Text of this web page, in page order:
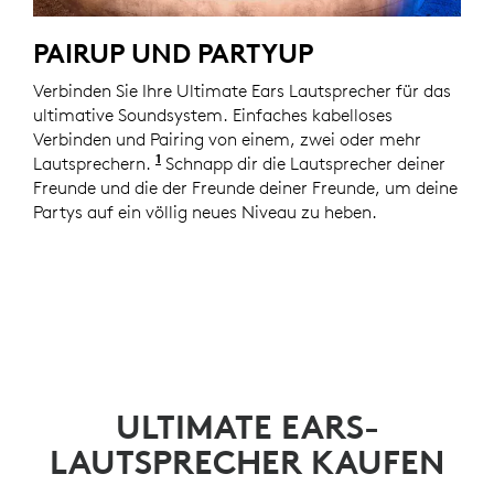
PAIRUP UND PARTYUP
Verbinden Sie Ihre Ultimate Ears Lautsprecher für das
ultimative Soundsystem. Einfaches kabelloses
Verbinden und Pairing von einem, zwei oder mehr
Lautsprechern. 1 Die Art des Pairing und die Anzahl
Schnapp dir die Lautsprecher deiner
Freunde und die der Freunde deiner Freunde, um deine
Partys auf ein völlig neues Niveau zu heben.
ULTIMATE EARS-
LAUTSPRECHER KAUFEN